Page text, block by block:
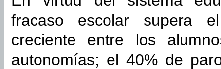
fracaso escolar supera
creciente entre los
autonomías; el 40% de